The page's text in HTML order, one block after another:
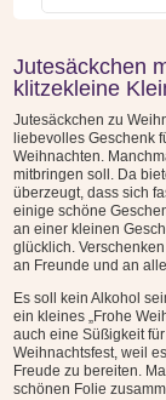
klitzekleine
Kleinigkeit
Menge
Jutesäckchen
klitzekleine
Jutesäckchen zu
liebevolles Geschenk
Weihnachten.
mitbringen soll. Da
überzeugt, dass sich
einige schöne
an einer kleinen
glücklich.
an Freunde und an
Es soll kein Alkohol
ein kleines „Frohe
auch eine Süßigkeit
Weihnachtsfest, weil
Freude zu bereiten.
schönen Folie